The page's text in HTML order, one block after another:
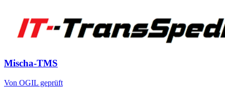
Mischa-TMS
Von OGIL geprüft